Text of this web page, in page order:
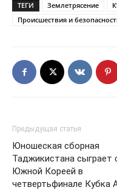
ТЕГИ Землетрясение
Происшествия и
Предыдущая статья
Юношеская сборная
Таджикистана сыграет
Южной Кореей в
четвертьфинале Кубка